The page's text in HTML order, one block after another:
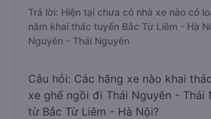
Trả lời: Hiện tại chưa có nhà xe nào có
nằm khai thác tuyến Bắc Từ Liêm - Hà
Nguyên - Thái Nguyên
Câu hỏi: Các hãng xe nào khai
xe ghế ngồi đi Thái Nguyên - Thái
từ Bắc Từ Liêm - Hà Nội?